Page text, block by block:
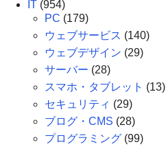
IT (954)
PC (179)
ウェブサービス (140)
ウェブデザイン (29)
サーバー (28)
スマホ・タブレット (13)
セキュリティ (29)
ブログ・CMS (28)
プログラミング (99)